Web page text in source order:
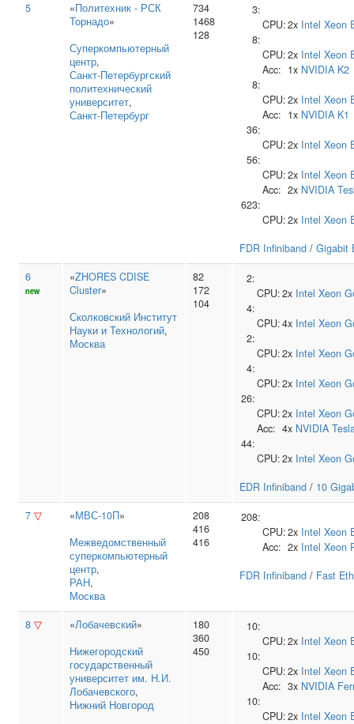
5
«Политехник - РСК
Торнадо»
Суперкомпьютерный
центр,
Санкт‑Петербургский
политехнический
университет,
Санкт-Петербург
734
1468
128
3:
CPU:2x Intel Xeon
8:
CPU:2x Intel Xeon
Acc: 1x NVIDIA K2
8:
CPU:2x Intel Xeon
Acc: 1x NVIDIA K1
36:
CPU:2x Intel Xeon
56:
CPU:2x Intel Xeon
Acc: 2x NVIDIA
623:
CPU:2x Intel Xeon
FDR Infiniband / Gigabit
6
new
«ZHORES CDISE
Cluster»
Сколковский Институт
Науки и Технологий,
Москва
82
172
104
2:
CPU:2x Intel Xeon
4:
CPU:4x Intel Xeon
2:
CPU:2x Intel Xeon
4:
CPU:2x Intel Xeon
26:
CPU:2x Intel Xeon
Acc: 4x NVIDIA
44:
CPU:2x Intel Xeon
EDR Infiniband / 10
7 ▽ «МВС-10П»
Межведомственный
суперкомпьютерный
центр,
РАН,
Москва
208
416
416
208:
CPU:2x Intel Xeon
Acc: 2x Intel Xeon
FDR Infiniband / Fast
8 ▽ «Лобачевский»
Нижегородский
государственный
университет им. Н.И.
Лобачевского,
Нижний Новгород
180
360
450
10:
CPU:2x Intel Xeon
10:
CPU:2x Intel Xeon
Acc: 3x NVIDIA
10:
CPU:2x Intel Xeon